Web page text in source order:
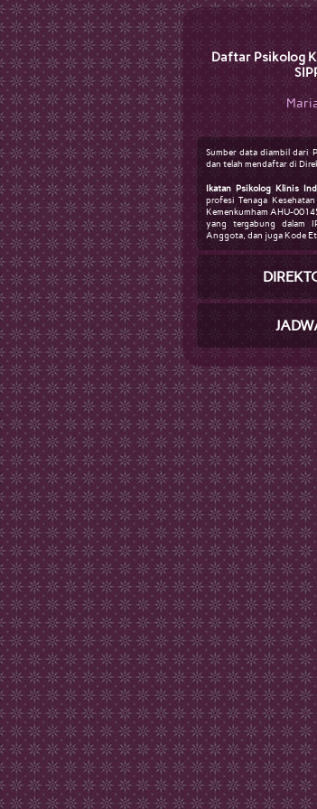
Daftar Psikolog
Sumber data diambil dari
dan telah mendaftar di
Ikatan Psikolog Klinis
profesi Tenaga
Kemenkumham AHU-
yang tergabung dalam
Anggota, dan juga Kode